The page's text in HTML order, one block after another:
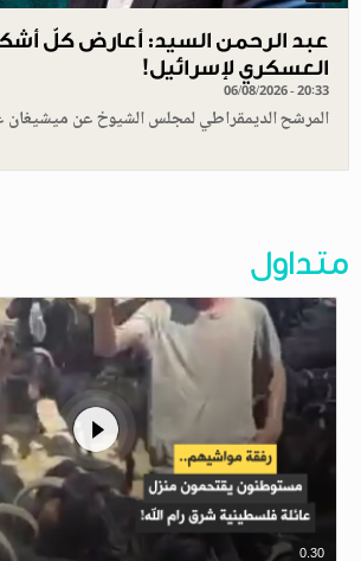
عبد الرحمن السيد: أعارض كلّ
العسكري لإسرائيل!
06/08/2026 - 20:33
المرشح الديمقراطي لمجلس الشيوخ عن ميشيغان
متداول
0.30